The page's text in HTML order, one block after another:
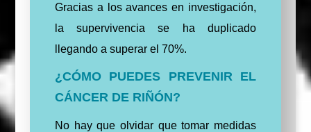
Gracias a los avances en investigación,
la supervivencia se ha duplicado
llegando a superar el 70%.
¿CÓMO PUEDES PREVENIR EL
CÁNCER DE RIÑÓN?
No hay que olvidar que tomar medidas